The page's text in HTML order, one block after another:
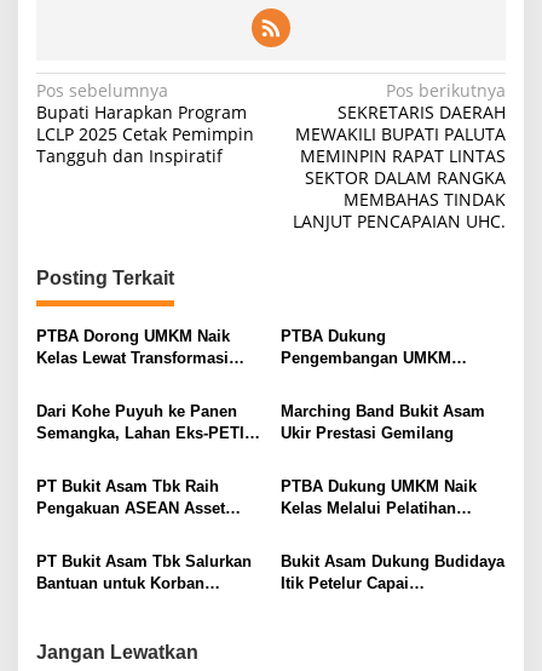
Navigasi
pos
Pos sebelumnya
Bupati Harapkan Program
LCLP 2025 Cetak Pemimpin
Tangguh dan Inspiratif
Pos berikutnya
SEKRETARIS DAERAH
MEWAKILI BUPATI PALUTA
MEMINPIN RAPAT LINTAS
SEKTOR DALAM RANGKA
MEMBAHAS TINDAK
LANJUT PENCAPAIAN UHC.
Posting Terkait
PTBA Dorong UMKM Naik
Kelas Lewat Transformasi
PTBA Dukung
Pengembangan UMKM
Galo-Galo Cupiang
Dari Kohe Puyuh ke Panen
Semangka, Lahan Eks-PETI
Marching Band Bukit Asam
Ukir Prestasi Gemilang
PT Bukit Asam Tbk Raih
Pengakuan ASEAN Asset
2025
PTBA Dukung UMKM Naik
Kelas Melalui Pelatihan
PT Bukit Asam Tbk Salurkan
Bantuan untuk Korban
Bukit Asam Dukung Budidaya
Itik Petelur Capai
Jangan Lewatkan